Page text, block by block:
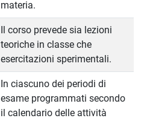
materia.
Il corso prevede sia lezioni
teoriche in classe che
esercitazioni sperimentali.
In ciascuno dei periodi di
esame programmati secondo
il calendario delle attività